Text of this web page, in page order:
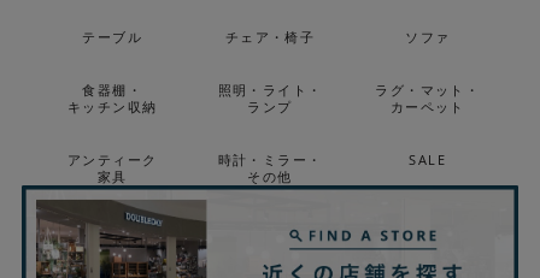
テーブル チェア・椅子 ソファ
食器棚・
キッチン収納
照明・ライト・
ランプ
ラグ・マット・
カーペット
アンティーク
家具
時計・ミラー・
その他
SALE